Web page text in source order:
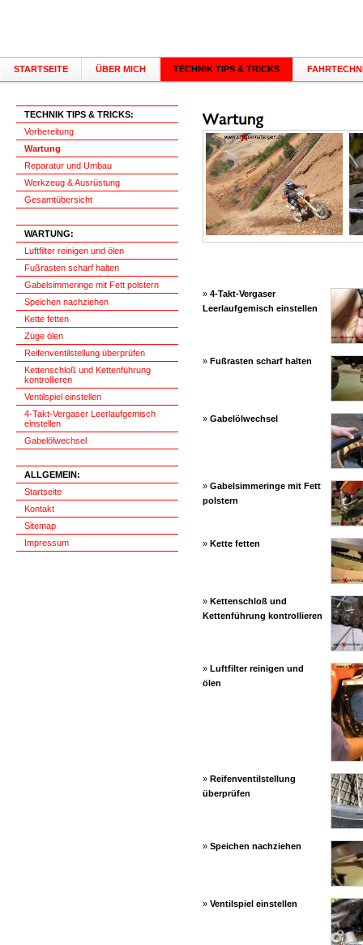
STARTSEITE ÜBER MICH TECHNIK TIPS & TRICKS
TECHNIK TIPS & TRICKS:
Vorbereitung
Wartung
Reparatur und Umbau
Werkzeug & Ausrüstung
Gesamtübersicht
WARTUNG:
Luftfilter reinigen und ölen
Fußrasten scharf halten
Gabelsimmeringe mit Fett polstern
Speichen nachziehen
Kette fetten
Züge ölen
Reifenventilstellung überprüfen
Kettenschloß und Kettenführung
kontrollieren
Ventilspiel einstellen
4-Takt-Vergaser Leerlaufgemisch
einstellen
Gabelölwechsel
ALLGEMEIN:
Startseite
Kontakt
Sitemap
Impressum
» 4-Takt-Vergaser
Leerlaufgemisch einstellen
» Fußrasten scharf halten
» Gabelölwechsel
» Gabelsimmeringe mit Fett
polstern
» Kette fetten
» Kettenschloß und
Kettenführung kontrollieren
» Luftfilter reinigen und
ölen
» Reifenventilstellung
überprüfen
» Speichen nachziehen
» Ventilspiel einstellen